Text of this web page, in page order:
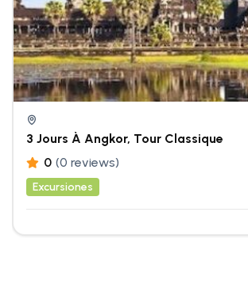
3 Jours À Angkor, Tour Classique
0 (0 reviews)
Excursiones